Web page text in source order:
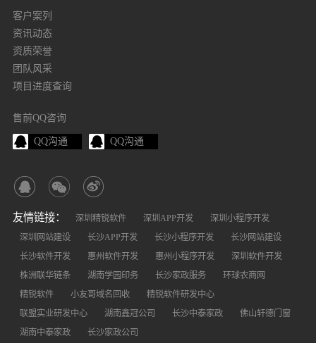
客户案列
资讯动态
资质荣誉
团队风采
项目进度查询
售前QQ咨询
QQ沟通 QQ沟通
友情链接： 深圳精锐软件 深圳APP开发
深圳小程序开发
深圳网站建设
长沙APP开发 长沙小程序开发
长沙网站建设
长沙软件开发
惠州软件开发 惠州小程序开发
深圳软件开发
株洲联华链条
湖南学园印务 长沙家政服务
环球农商网
精锐软件
小友哥域名回收
精锐软件研发中心
联盟实业研发中心
湖南鑫冠公司 长沙中泰家政
佛山轩德门窗
湖南中泰家政
长沙家政公司